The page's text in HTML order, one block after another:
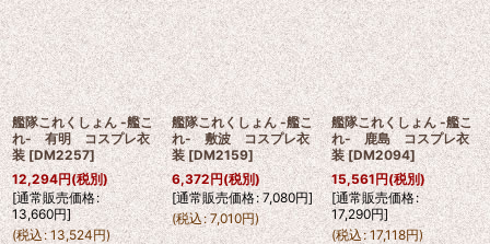
艦隊これくしょん -艦こ
れ- 有明 コスプレ衣
装 [DM2257]
12,294円(税別)
[通常販売価格:
13,660円]
(税込: 13,524円)
艦隊これくしょん -艦こ
れ- 敷波 コスプレ衣
装 [DM2159]
6,372円(税別)
[通常販売価格: 7,080円]
(税込: 7,010円)
艦隊これくしょん -艦こ
れ- 鹿島 コスプレ衣
装 [DM2094]
15,561円(税別)
[通常販売価格:
17,290円]
(税込: 17,118円)